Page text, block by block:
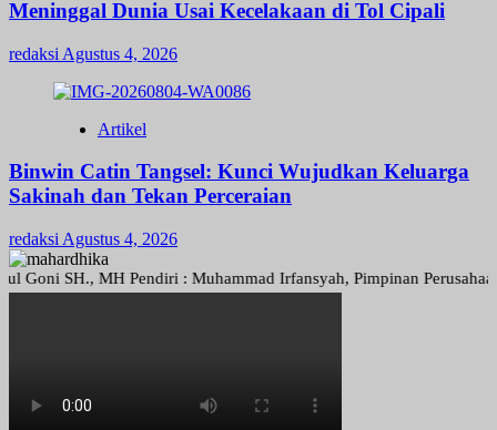
Meninggal Dunia Usai Kecelakaan di Tol Cipali
redaksi Agustus 4, 2026
Artikel
Binwin Catin Tangsel: Kunci Wujudkan Keluarga
Sakinah dan Tekan Perceraian
redaksi Agustus 4, 2026
SH., MH Pendiri : Muhammad Irfansyah, Pimpinan